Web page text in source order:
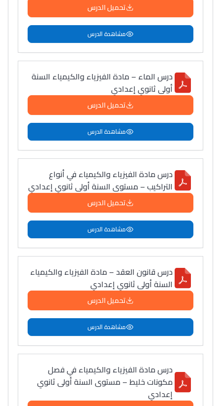
تحميل الدرس
مشاهدة الدرس
درس الماء – مادة الفيزياء والكيمياء السنة
أولى ثانوي إعدادي
تحميل الدرس
مشاهدة الدرس
درس مادة الفيزياء والكيمياء في أنواع
التراكيب – مستوى السنة أولى ثانوي إعدادي
تحميل الدرس
مشاهدة الدرس
درس قانون العقد – مادة الفيزياء والكيمياء
السنة أولى ثانوي إعدادي
تحميل الدرس
مشاهدة الدرس
درس مادة الفيزياء والكيمياء في فصل
مكونات خليط – مستوى السنة أولى ثانوي
إعدادي